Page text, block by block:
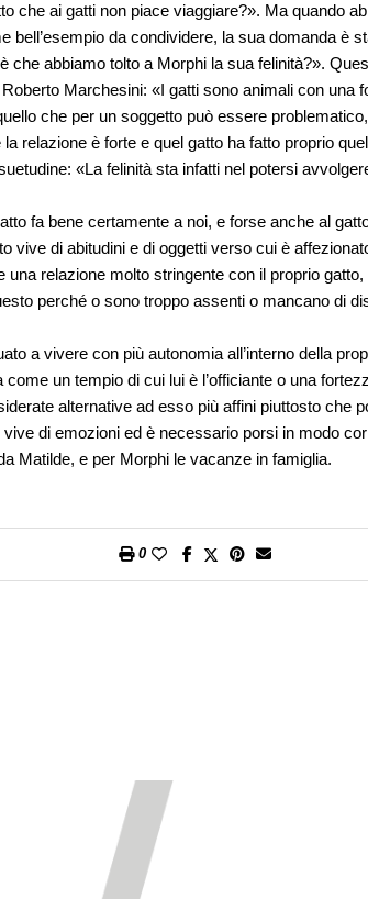
che ai gatti non piace viaggiare?». Ma quando
bell’esempio da condividere, la sua domanda è
che abbiamo tolto a Morphi la sua felinità?».
Marchesini: «I gatti sono animali con una
che per un soggetto può essere
relazione è forte e quel gatto ha fatto proprio
«La felinità sta infatti nel potersi
fa bene certamente a noi, e forse anche al
vive di abitudini e di oggetti verso cui è
relazione molto stringente con il proprio gatto,
perché o sono troppo assenti o mancano di
a vivere con più autonomia all’interno della
un tempio di cui lui è l’officiante o una
alternative ad esso più affini piuttosto che
di emozioni ed è necessario porsi in modo
Matilde, e per Morphi le vacanze in famiglia.
0